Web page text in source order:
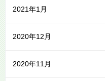
2021年1月
2020年12月
2020年11月